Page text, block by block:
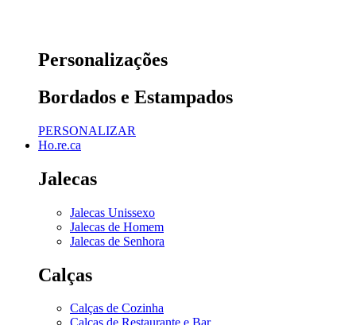
Personalizações
Bordados e Estampados
PERSONALIZAR
Ho.re.ca
Jalecas
Jalecas Unissexo
Jalecas de Homem
Jalecas de Senhora
Calças
Calças de Cozinha